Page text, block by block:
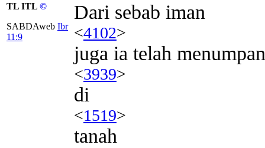
TL ITL ©
SABDAweb Ibr
11:9
Dari sebab iman
<4102>
juga ia telah
<3939>
di
<1519>
tanah